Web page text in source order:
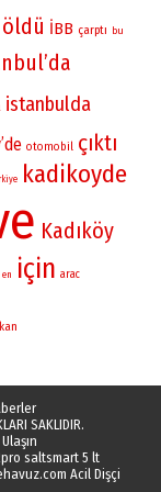
öldü İBB çarptı bu
istanbulda
otomobil çıktı
kadikoyde
Kadıköy
en için arac
SAKLIDIR.
saltsmart 5 lt
Acil Dişçi